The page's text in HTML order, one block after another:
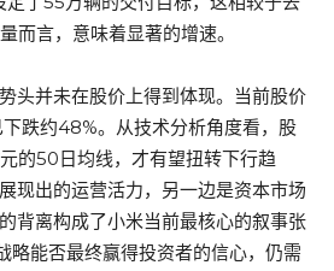
而言，意味着显著的增速。
头并未在股价上得到体现。当前股价
跌约48%。从技术分析角度看，股
的50日均线，才有望扭转下行趋
现出的运营活力，另一边是资本市场
背离构成了小米当前最核心的叙事张
略能否最终赢得投资者的信心，仍需